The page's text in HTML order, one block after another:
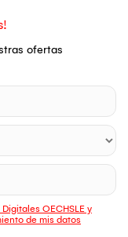
ofertas
OECHSLE y
de mis datos